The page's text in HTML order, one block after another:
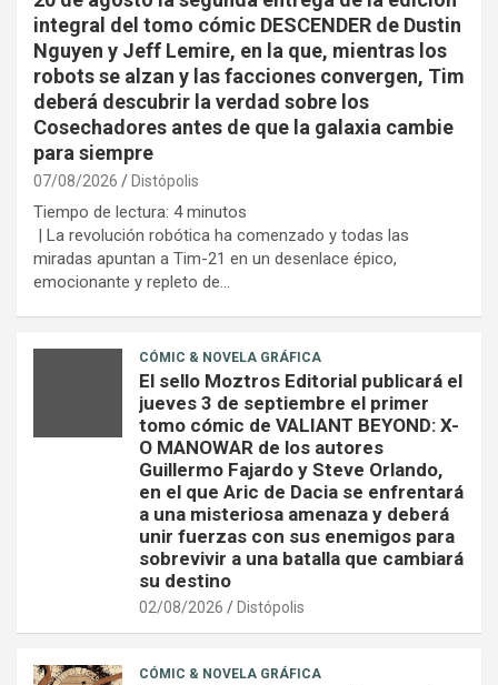
integral del tomo cómic DESCENDER de Dustin
Nguyen y Jeff Lemire, en la que, mientras los
robots se alzan y las facciones convergen, Tim
deberá descubrir la verdad sobre los
Cosechadores antes de que la galaxia cambie
para siempre
07/08/2026 Distópolis
Tiempo de lectura: 4 minutos
| La revolución robótica ha comenzado y todas las
miradas apuntan a Tim-21 en un desenlace épico,
emocionante y repleto de…
CÓMIC & NOVELA GRÁFICA
El sello Moztros Editorial publicará el
jueves 3 de septiembre el primer
tomo cómic de VALIANT BEYOND: X-
O MANOWAR de los autores
Guillermo Fajardo y Steve Orlando,
en el que Aric de Dacia se enfrentará
a una misteriosa amenaza y deberá
unir fuerzas con sus enemigos para
sobrevivir a una batalla que cambiará
su destino
02/08/2026 Distópolis
CÓMIC & NOVELA GRÁFICA